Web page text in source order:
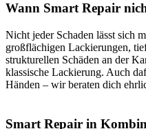
Wann Smart Repair
Nicht jeder Schaden lässt sich
großflächigen Lackierungen,
strukturellen Schäden an der
klassische Lackierung. Auch
Händen – wir beraten dich
Smart Repair in